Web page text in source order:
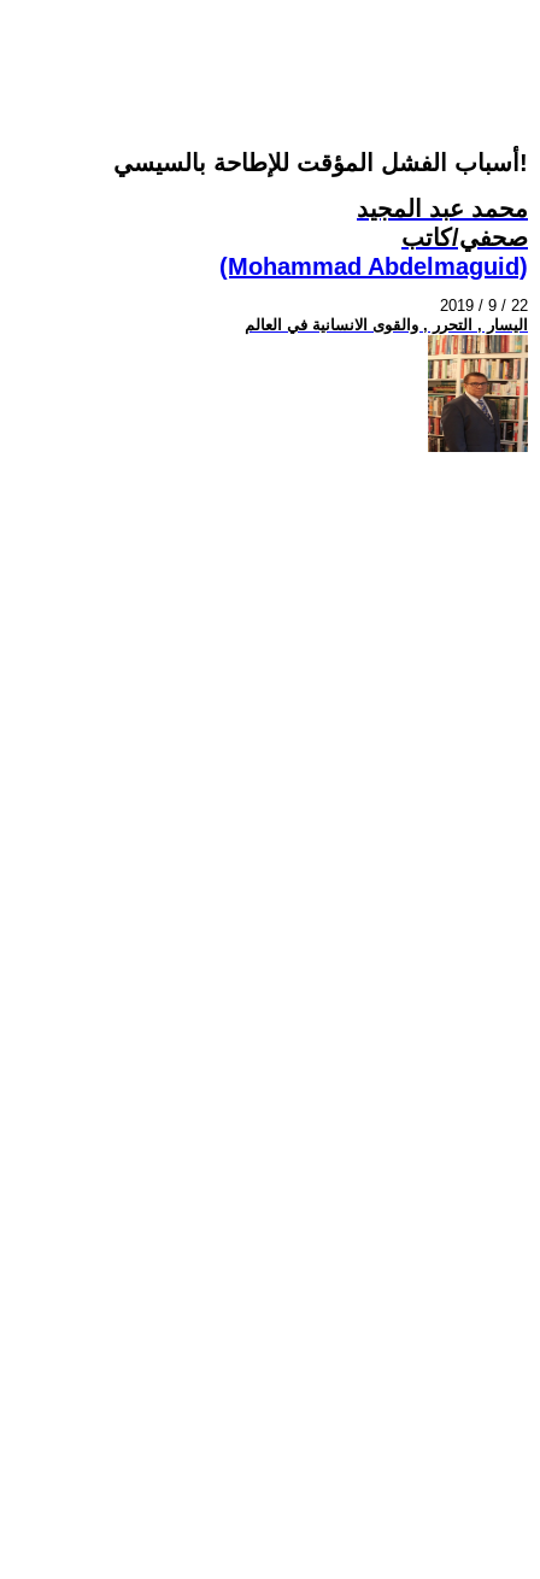
أسباب الفشل المؤقت للإطاحة بالسيسي!
محمد عبد المجيد
صحفي/كاتب
(Mohammad Abdelmaguid)
2019 / 9 / 22
اليسار , التحرر , والقوى الانسانية في العالم